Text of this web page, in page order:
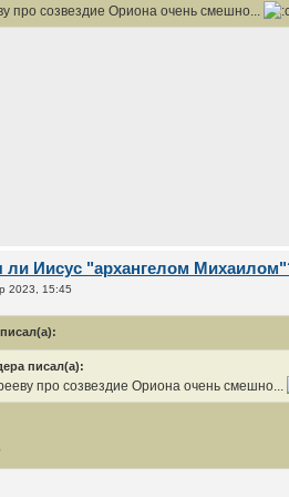
про созвездие Ориона очень смешно...
ли Иисус "архангелом
2023, 15:45
писал(а):
про созвездие Ориона очень смешно...